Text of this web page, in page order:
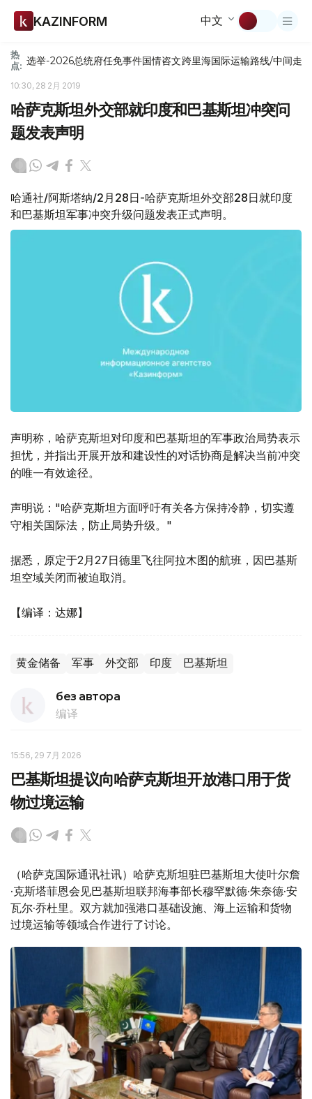
KAZINFORM 中文
热
点: 选举-2026总统府任免事件国情咨文跨里海国际运输路线/中间走廊
10:30, 28 2月 2019
哈萨克斯坦外交部就印度和巴基斯坦冲突问
题发表声明
哈通社/阿斯塔纳/2月28日-哈萨克斯坦外交部28日就印度
和巴基斯坦军事冲突升级问题发表正式声明。
声明称，哈萨克斯坦对印度和巴基斯坦的军事政治局势表示
担忧，并指出开展开放和建设性的对话协商是解决当前冲突
的唯一有效途径。
声明说："哈萨克斯坦方面呼吁有关各方保持冷静，切实遵
守相关国际法，防止局势升级。"
据悉，原定于2月27日德里飞往阿拉木图的航班，因巴基斯
坦空域关闭而被迫取消。
【编译：达娜】
黄金储备 军事 外交部 印度 巴基斯坦
без автора
编译
15:56, 29 7月 2026
巴基斯坦提议向哈萨克斯坦开放港口用于货
物过境运输
（哈萨克国际通讯社讯）哈萨克斯坦驻巴基斯坦大使叶尔詹
·克斯塔菲恩会见巴基斯坦联邦海事部长穆罕默德·朱奈德·安
瓦尔·乔杜里。双方就加强港口基础设施、海上运输和货物
过境运输等领域合作进行了讨论。